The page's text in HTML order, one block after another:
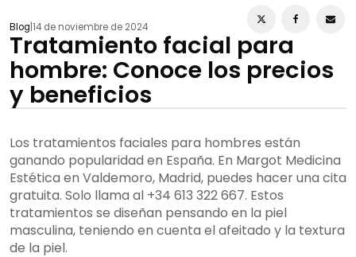
Blog 14 de noviembre de 2024
Tratamiento facial para
hombre: Conoce los precios
y beneficios
Los tratamientos faciales para hombres están
ganando popularidad en España. En Margot Medicina
Estética en Valdemoro, Madrid, puedes hacer una cita
gratuita. Solo llama al +34 613 322 667. Estos
tratamientos se diseñan pensando en la piel
masculina, teniendo en cuenta el afeitado y la textura
de la piel.